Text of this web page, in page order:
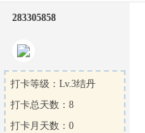
方
283305858
打卡等级：Lv.3结丹
打卡总天数：8
打卡月天数：0